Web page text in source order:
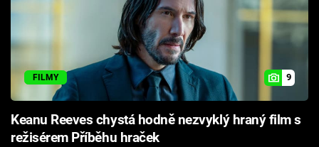
FILMY 9
Keanu Reeves chystá hodně nezvyklý hraný film s
režisérem Příběhu hraček